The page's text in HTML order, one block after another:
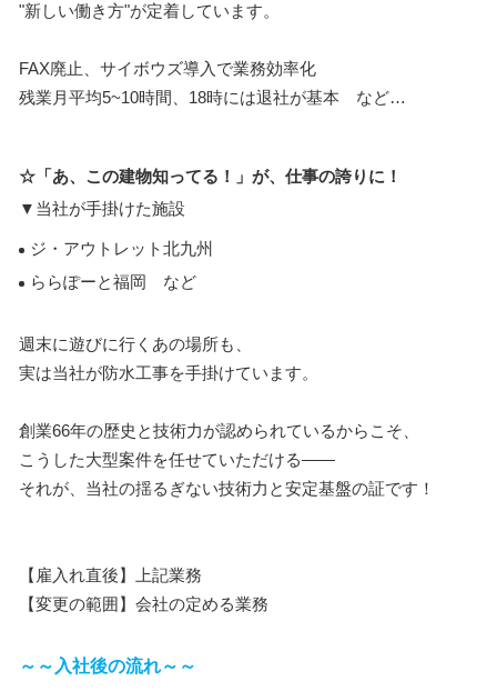
"新しい働き方"が定着しています。
FAX廃止、サイボウズ導入で業務効率化
残業月平均5~10時間、18時には退社が基本 など…
☆「あ、この建物知ってる！」が、仕事の誇りに！
▼当社が手掛けた施設
ジ・アウトレット北九州
ららぽーと福岡 など
週末に遊びに行くあの場所も、
実は当社が防水工事を手掛けています。
創業66年の歴史と技術力が認められているからこそ、
こうした大型案件を任せていただける――
それが、当社の揺るぎない技術力と安定基盤の証です！
【雇入れ直後】上記業務
【変更の範囲】会社の定める業務
～～入社後の流れ～～